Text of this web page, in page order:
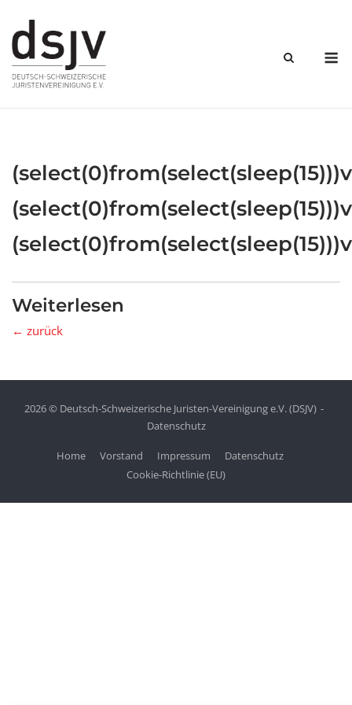
content
Weiterlesen
← zurück
2026 © Deutsch-Schweizerische Juristen-Vereinigung e.V. (DSJV)
Datenschutz
Home Vorstand Impressum
Datenschutz
Cookie-Richtlinie (EU)